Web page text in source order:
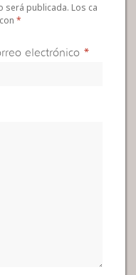
será publicada. Los ca
*
electrónico *